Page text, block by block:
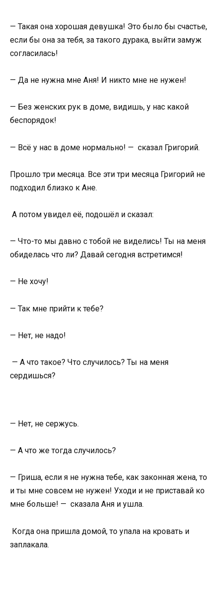
— Такая она хорошая девушка! Это было бы счастье,
если бы она за тебя, за такого дурака, выйти замуж
согласилась!
— Да не нужна мне Аня! И никто мне не нужен!
— Без женских рук в доме, видишь, у нас какой
беспорядок!
— Всё у нас в доме нормально! — сказал Григорий.
Прошло три месяца. Все эти три месяца Григорий не
подходил близко к Ане.
А потом увидел её, подошёл и сказал:
— Что-то мы давно с тобой не виделись! Ты на меня
обиделась что ли? Давай сегодня встретимся!
— Не хочу!
— Так мне прийти к тебе?
— Нет, не надо!
— А что такое? Что случилось? Ты на меня
сердишься?
— Нет, не сержусь.
— А что же тогда случилось?
— Гриша, если я не нужна тебе, как законная жена, то
и ты мне совсем не нужен! Уходи и не приставай ко
мне больше! — сказала Аня и ушла.
Когда она пришла домой, то упала на кровать и
заплакала.